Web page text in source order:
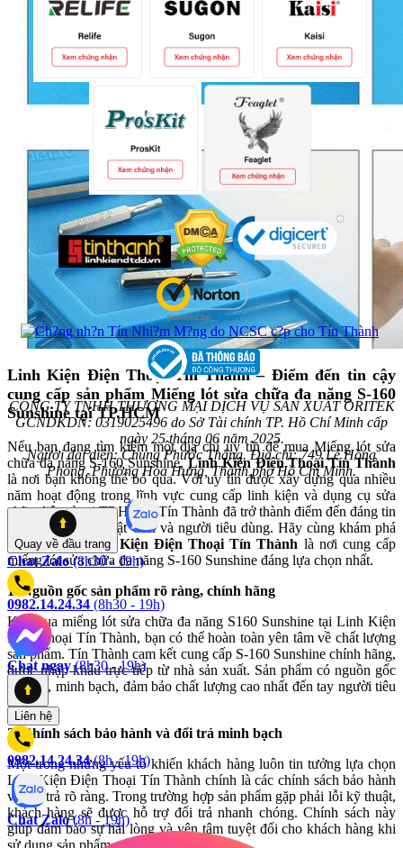
Linh Kiện Điện Thoại Tín Thành – Điểm đến tin cậy
cung cấp sản phẩm Miếng lót sửa chữa đa năng S-160
Sunshine tại TP.HCM
Nếu bạn đang tìm kiếm một địa chỉ uy tín để mua Miếng lót sửa
chữa đa năng S-160 Sunshine,Linh Kiện Điện Thoại Tín Thành
là nơi bạn không thể bỏ qua. Với uy tín được xây dựng qua nhiều
năm hoạt động trong lĩnh vực cung cấp linh kiện và dụng cụ sửa
chữa điện tử tại TP.HCM, Tín Thành đã trở thành điểm đến đáng tin
cậy cho các kỹ thuật viên và người tiêu dùng. Hãy cùng khám phá
lý do vì sao Linh Kiện Điện Thoại Tín Thành là nơi cung cấp
miếng lót sửa chữa đa năng S-160 Sunshine đáng lựa chọn nhất.
1. Nguồn gốc sản phẩm rõ ràng, chính hãng
Khi mua miếng lót sửa chữa đa năng S160 Sunshine tại Linh Kiện
Điện Thoại Tín Thành, bạn có thể hoàn toàn yên tâm về chất lượng
sản phẩm. Tín Thành cam kết cung cấp S-160 Sunshine chính hãng,
được nhập khẩu trực tiếp từ nhà sản xuất. Sản phẩm có nguồn gốc
rõ ràng, minh bạch, đảm bảo chất lượng cao nhất đến tay người tiêu
dùng.
2. Chính sách bảo hành và đổi trả minh bạch
Một trong những yếu tố khiến khách hàng luôn tin tưởng lựa chọn
Linh Kiện Điện Thoại Tín Thành chính là các chính sách bảo hành
và đổi trả rõ ràng. Trong trường hợp sản phẩm gặp phải lỗi kỹ thuật,
khách hàng sẽ được hỗ trợ đổi trả nhanh chóng. Chính sách này
giúp đảm bảo sự hài lòng và yên tâm tuyệt đối cho khách hàng khi
CÔNG TY TNHH THƯƠNG MẠI DỊCH VỤ SẢN XUẤT ORITEK
GCNDKDN: 0319025496 do Sở Tài chính TP. Hồ Chí Minh cấp
ngày 25 tháng 06 năm 2025.
Người đại diện: Chung Phước Thắng. Địa chỉ: 749 Lê Hồng
Phong, Phường Hòa Hưng, Thành phố Hồ Chí Minh.
Quay về đầu trang
Chat Zalo (8h30 - 19h)
0982.14.24.34 (8h30 - 19h)
Chat ngay (8h30 - 19h)
Liên hệ
0982.14.24.34 (8h - 19h)
Chat Zalo (8h - 19h)